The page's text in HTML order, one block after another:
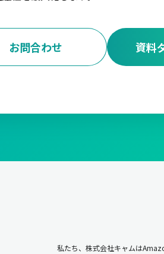
資料
お問合わせ
私たち、株式会社キャムは